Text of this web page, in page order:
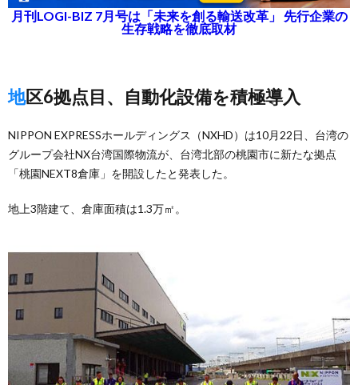
月刊LOGI-BIZ 7月号は「未来を創る輸送改革」 先行企業の
生存戦略を徹底取材
地区6拠点目、自動化設備を積極導入
NIPPON EXPRESSホールディングス（NXHD）は10月22日、台湾の
グループ会社NX台湾国際物流が、台湾北部の桃園市に新たな拠点
「桃園NEXT8倉庫」を開設したと発表した。
地上3階建て、倉庫面積は1.3万㎡。